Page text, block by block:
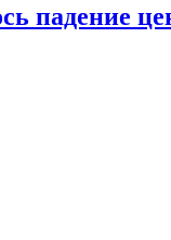
падение